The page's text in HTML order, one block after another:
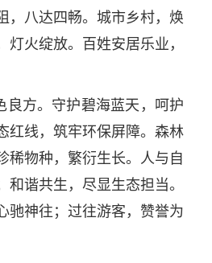
，八达四畅。城市乡村，焕
灯火绽放。百姓安居乐业，
良方。守护碧海蓝天，呵护
红线，筑牢环保屏障。森林
稀物种，繁衍生长。人与自
和谐共生，尽显生态担当。
驰神往；过往游客，赞誉为